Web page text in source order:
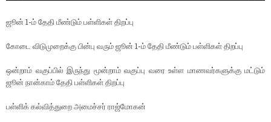
ஜூன் 1-ம் தேதி மீண்டும் பள்ளிகள் திறப்பு
கோடை விடுமுறைக்கு பின்பு வரும் ஜூன் 1-ம் தேதி மீண்டும் பள்ளிகள் திறப்பு
ஒன்றாம் வகுப்பில் இருந்து மூன்றாம் வகுப்பு வரை உள்ள மாணவர்களுக்கு மட்டும்
ஜூன் நான்காம் தேதி பள்ளிகள் திறப்பு
பள்ளிக் கல்வித்துறை அமைச்சர் ராஜ்மோகன்